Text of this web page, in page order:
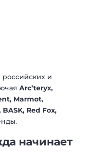
российских и
Arc’teryx,
Marmot,
Red Fox,
начинает